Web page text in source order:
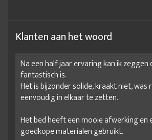
Klanten aan het woord
Na een half jaar ervaring kan ik zeggen
fantastisch is.
Het is bijzonder solide, kraakt niet, was
eenvoudig in elkaar te zetten.
Het bed heeft een mooie afwerking en
goedkope materialen gebruikt.